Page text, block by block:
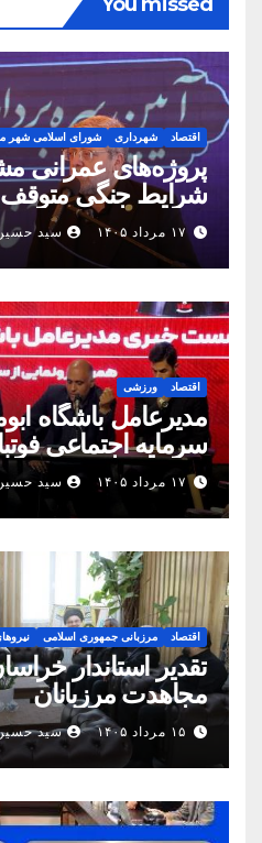
اقتصاد شهرداری شورای اسلامی شهر
پروژه‌های عمرانی
رسید
۱۷ مرداد ۱۴۰۵ سید
اقتصاد ورزشی
مدیرعامل باشگاه
سرمایه اجتماعی
مشترک استان شکل
۱۷ مرداد ۱۴۰۵ سید
اقتصاد مرزبانی جمهوری اسلامی
تقدیر استاندار
مجاهدت مرزبانان
۱۵ مرداد ۱۴۰۵ سید